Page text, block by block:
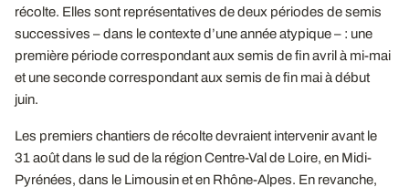
récolte. Elles sont représentatives de deux périodes de semis
successives – dans le contexte d’une année atypique – : une
première période correspondant aux semis de fin avril à mi-mai
et une seconde correspondant aux semis de fin mai à début
juin.
Les premiers chantiers de récolte devraient intervenir avant le
31 août dans le sud de la région Centre-Val de Loire, en Midi-
Pyrénées, dans le Limousin et en Rhône-Alpes. En revanche,